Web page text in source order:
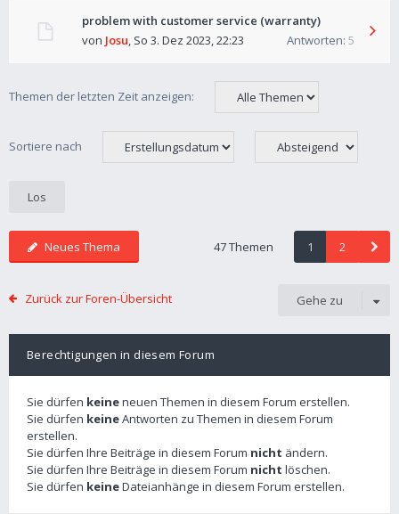
problem with customer service (warranty)
Antworten: 5
von Josu, So 3. Dez 2023, 22:23
Themen der letzten Zeit anzeigen:
Sortiere nach
Neues Thema 47 Themen 1 2
Zurück zur Foren-Übersicht Gehe zu
Berechtigungen in diesem Forum
Sie dürfen keineneuen Themen in diesem Forum erstellen.
Sie dürfen keineAntworten zu Themen in diesem Forum
erstellen.
Sie dürfen Ihre Beiträge in diesem Forum nicht ändern.
Sie dürfen Ihre Beiträge in diesem Forum nicht löschen.
Sie dürfen keineDateianhänge in diesem Forum erstellen.